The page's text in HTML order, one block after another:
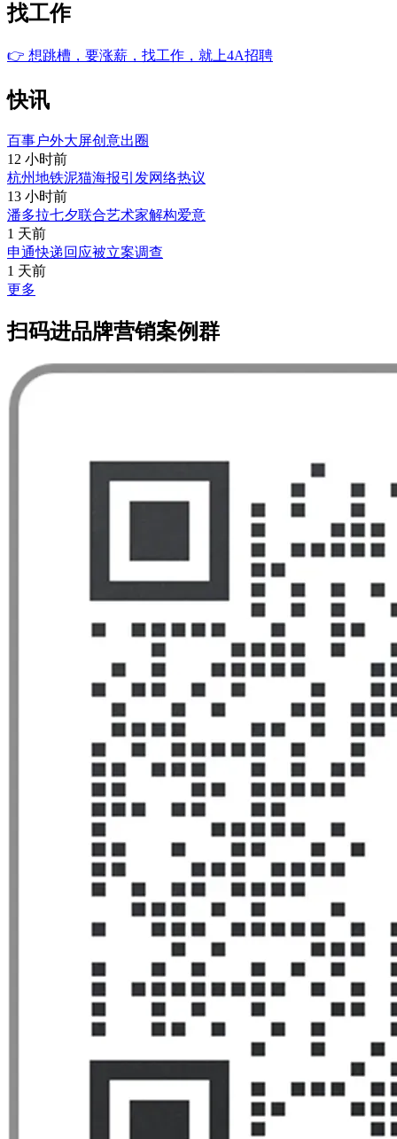
找工作
👉 想跳槽，要涨薪，找工作，就上4A招聘
快讯
百事户外大屏创意出圈
12 小时前
杭州地铁泥猫海报引发网络热议
13 小时前
潘多拉七夕联合艺术家解构爱意
1 天前
申通快递回应被立案调查
1 天前
更多
扫码进品牌营销案例群